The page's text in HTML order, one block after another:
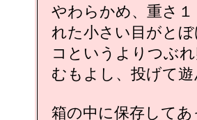
やわらかめ、重さ
れた小さい目がと
コというよりつぶ
むもよし、投げて
箱の中に保存して